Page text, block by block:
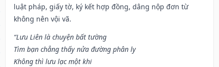
luật pháp, giấy tờ, ký kết hợp đồng, dâng nộp đơn từ
không nên vội vã.
“Lưu Liên là chuyện bất tường
Tìm bạn chẳng thấy nửa đường phân ly
Không thì lưu lạc một khi